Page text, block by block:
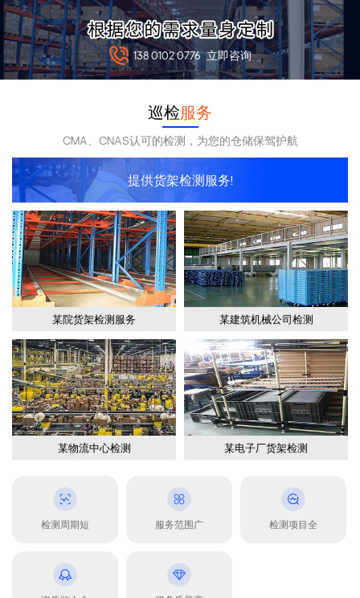
138 0102 0776 立即咨询
巡检服务
CMA、CNAS认可的检测，为您的仓储保驾护航
提供货架检测服务!
某院货架检测服务 某建筑机械公司检测
某物流中心检测 某电子厂货架检测
检测周期短 服务范围广 检测项目全